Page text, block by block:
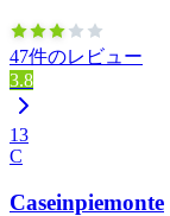
47件のレビュー
3.8
13
C
Caseinpiemonte